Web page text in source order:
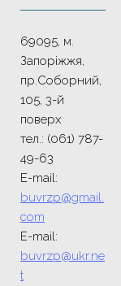
69095, м.
Запоріжжя,
пр.Соборний,
105, 3-й
поверх
тел.: (061) 787-
49-63
E-mail:
buvrzp@gmail.
com
E-mail:
buvrzp@ukr.ne
t